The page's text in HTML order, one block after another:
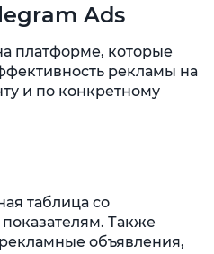
Ads
платформе, которые
рекламы на
и по конкретному
таблица со
Также
объявления,